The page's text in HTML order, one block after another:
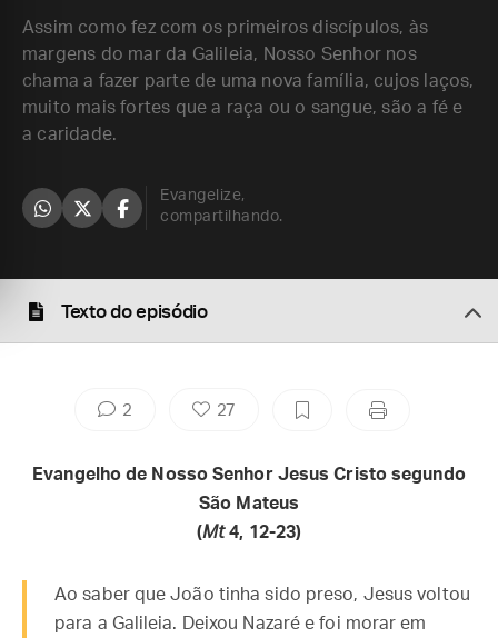
Assim como fez com os primeiros discípulos, às
margens do mar da Galileia, Nosso Senhor nos
chama a fazer parte de uma nova família, cujos laços,
muito mais fortes que a raça ou o sangue, são a fé e
a caridade.
Evangelize,
compartilhando.
Texto do episódio
2 27
Evangelho de Nosso Senhor Jesus Cristo segundo
São Mateus
(Mt4, 12-23)
Ao saber que João tinha sido preso, Jesus voltou
para a Galileia. Deixou Nazaré e foi morar em